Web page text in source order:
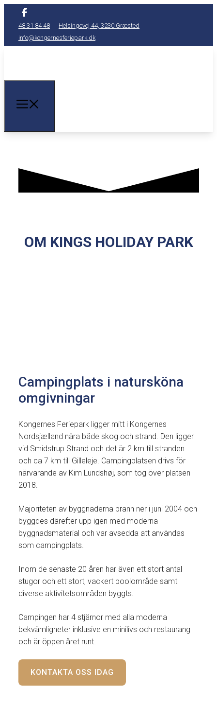
48 31 84 48
Helsingevej 44, 3230 Græsted
info@kongernesferiepark.dk
OM KINGS HOLIDAY PARK
Campingplats i natursköna
omgivningar
Kongernes Feriepark ligger mitt i Kongernes
Nordsjælland nära både skog och strand. Den ligger
vid Smidstrup Strand och det är 2 km till stranden
och ca 7 km till Gilleleje. Campingplatsen drivs för
närvarande av Kim Lundshøj, som tog över platsen
2018.
Majoriteten av byggnaderna brann ner i juni 2004 och
byggdes därefter upp igen med moderna
byggnadsmaterial och var avsedda att användas
som campingplats.
Inom de senaste 20 åren har även ett stort antal
stugor och ett stort, vackert poolområde samt
diverse aktivitetsområden byggts.
Campingen har 4 stjärnor med alla moderna
bekvämligheter inklusive en minilivs och restaurang
och är öppen året runt.
KONTAKTA OSS IDAG